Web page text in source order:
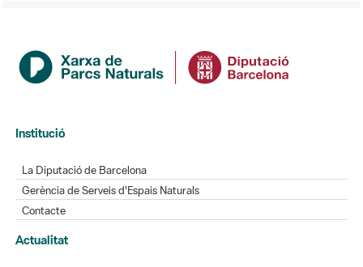
Institució
La Diputació de Barcelona
Gerència de Serveis d'Espais Naturals
Contacte
Actualitat